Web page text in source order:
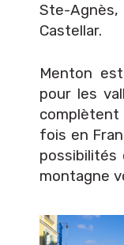
Ste-
Castellar.
Menton
pour les
complètent
fois en
possibilités
montagne